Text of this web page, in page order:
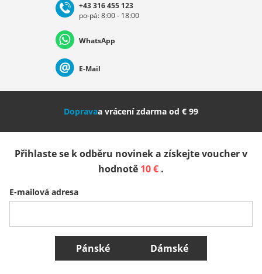
Deutschland Österreich
Nederland Italia (Italiano) Italien (Deutsch)
Slovenija
Belgique (Français) Danmark Norge
Všechny země
+43 316 455 123
po-pá: 8:00 - 18:00
WhatsApp
E-Mail
Dopravaa vrácení zdarma od € 99
Přihlaste se k odběru novinek a získejte voucher v
hodnotě 10 € .
E-mailová adresa
Pánské Dámské